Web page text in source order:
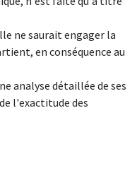
ne saurait engager la
en conséquence au
analyse détaillée de ses
l'exactitude des